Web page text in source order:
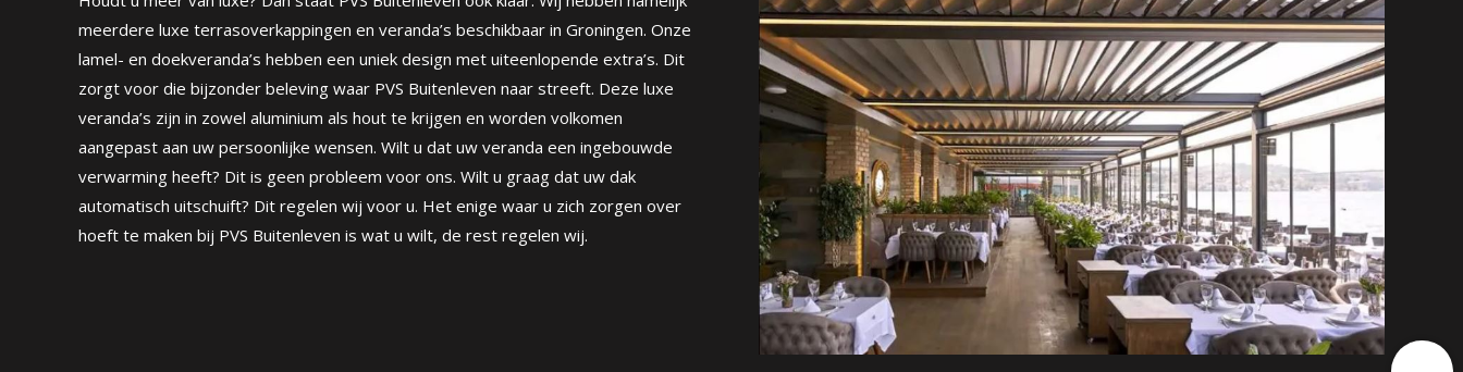
meerdere luxe terrasoverkappingen en veranda’s beschikbaar in Groningen. Onze
lamel- en doekveranda’s hebben een uniek design met uiteenlopende extra’s. Dit
zorgt voor die bijzonder beleving waar PVS Buitenleven naar streeft. Deze luxe
veranda’s zijn in zowel aluminium als hout te krijgen en worden volkomen
aangepast aan uw persoonlijke wensen. Wilt u dat uw veranda een ingebouwde
verwarming heeft? Dit is geen probleem voor ons. Wilt u graag dat uw dak
automatisch uitschuift? Dit regelen wij voor u. Het enige waar u zich zorgen over
hoeft te maken bij PVS Buitenleven is wat u wilt, de rest regelen wij.